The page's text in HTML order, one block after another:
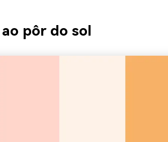
pôr do sol